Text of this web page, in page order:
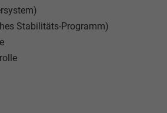
Stabilitäts-Programm)